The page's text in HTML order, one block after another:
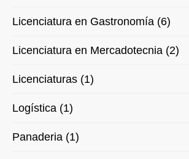
Licenciatura en Gastronomía (6)
Licenciatura en Mercadotecnia (2)
Licenciaturas (1)
Logística (1)
Panaderia (1)